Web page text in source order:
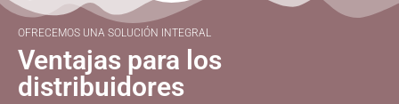
OFRECEMOS UNA SOLUCIÓN INTEGRAL
Ventajas para los
distribuidores